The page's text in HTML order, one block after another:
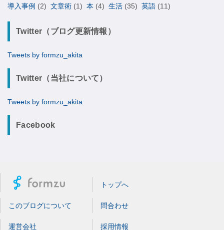
導入事例 (2) 文章術 (1) 本 (4) 生活 (35) 英語 (11)
Twitter（ブログ更新情報）
Tweets by formzu_akita
Twitter（当社について）
Tweets by formzu_akita
Facebook
トップへ
このブログについて 問合わせ
運営会社 採用情報